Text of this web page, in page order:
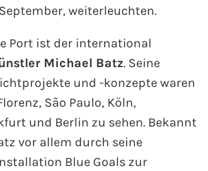
weiterleuchten.
Port ist der international
Michael Batz. Seine
und -konzepte waren
São Paulo, Köln,
und Berlin zu sehen. Bekannt
vor allem durch seine
Blue Goals zur